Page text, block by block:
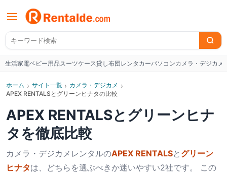
生活家電ベビー用品スーツケース貸し布団レンタカーパソコンカメラ・デジカメ
ホーム › サイト一覧 › カメラ・デジカメ ›
APEX RENTALSとグリーンヒナタの比較
APEX RENTALSと グリーンヒナ
タを徹底比較
カメラ・デジカメ レンタルのAPEX RENTALSと グリーン
ヒナタは、どちらを選ぶべきか迷いやすい2社です。 この